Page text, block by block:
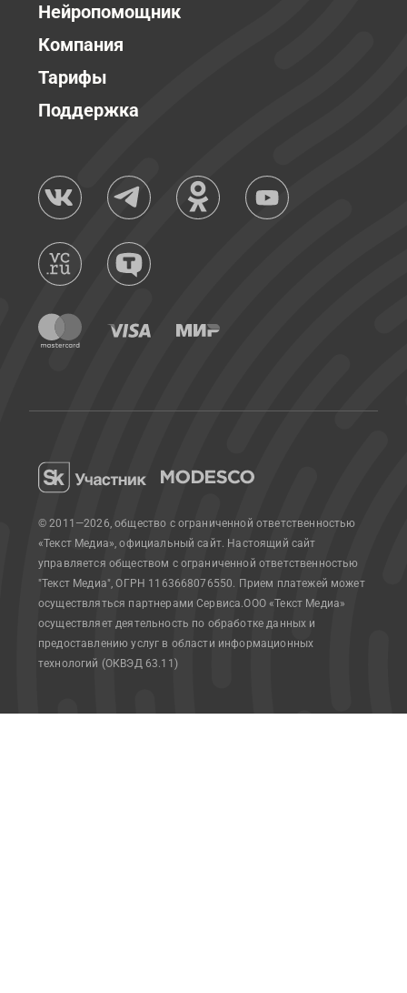
Нейропомощник
Компания
Тарифы
Поддержка
© 2011—2026, общество с ограниченной ответственностью
«Текст Медиа», официальный сайт. Настоящий сайт
управляется обществом с ограниченной ответственностью
"Текст Медиа", ОГРН 1163668076550. Прием платежей может
осуществляться партнерами Сервиса.ООО «Текст Медиа»
осуществляет деятельность по обработке данных и
предоставлению услуг в области информационных
технологий (ОКВЭД 63.11)